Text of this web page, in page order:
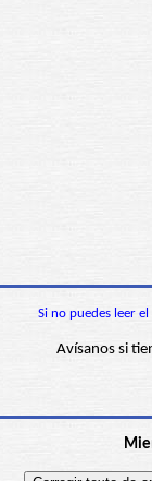
Si no puedes leer
Avísanos si